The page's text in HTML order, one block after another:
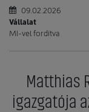
09.02.2026
Vállalat
MI-vel fordítva
Matthias
igazgatója